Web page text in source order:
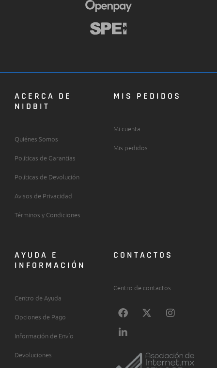
ACERCA DE
NIDBIT
Quiénes Somos
Políticas de Garantías
Políticas de Devolución
Avisos de Privacidad
Términos y Condiciones
MIS PEDIDOS
Mi cuenta
Mis pedidos
AYUDA E
INFORMACIÓN
Centro de Ayuda
Opciones de Pago
Información de Envío
Devoluciones
CONTACTOS
Centro de contactos
F
a
e
X
-
t
I
n
g
L
i
k